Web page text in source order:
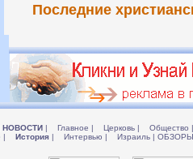
Последние
НОВОСТИ | Главное | Церковь | Общество |
| История | Интервью | Израиль |